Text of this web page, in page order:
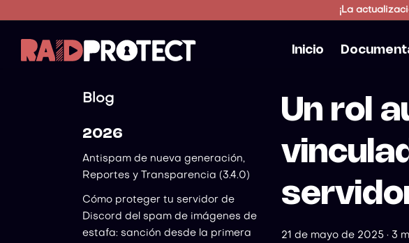
¡La
Inicio
Blog
2026
Antispam de nueva generación,
Reportes y Transparencia (3.4.0)
Cómo proteger tu servidor de
Discord del spam de imágenes de
estafa: sanción desde la primera
Un rol
21 de mayo de 2025 · 3